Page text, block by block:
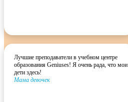
Лучшие преподаватели в учебном центре
образования Geniuses! Я очень рада, что мои
дети здесь!
Мама девочек